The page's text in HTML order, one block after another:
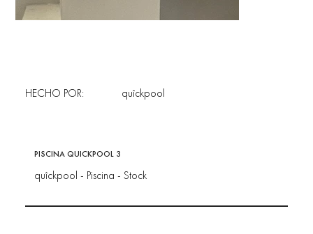
quîckpool
HECHO POR:
PISCINA QUICKPOOL 3
quîckpool - Piscina - Stock